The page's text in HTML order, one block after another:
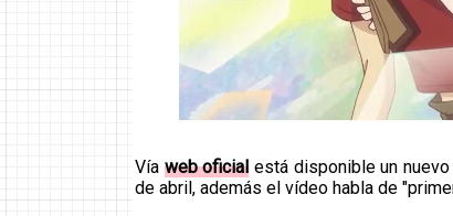
Vía web oficial está disponible un
de abril, además el vídeo habla de